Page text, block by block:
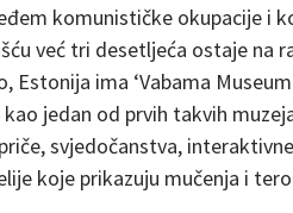
komunističke okupacije i
već tri desetljeća ostaje na
Estonija ima ‘Vabama
jedan od prvih takvih
svjedočanstva,
koje prikazuju mučenja i